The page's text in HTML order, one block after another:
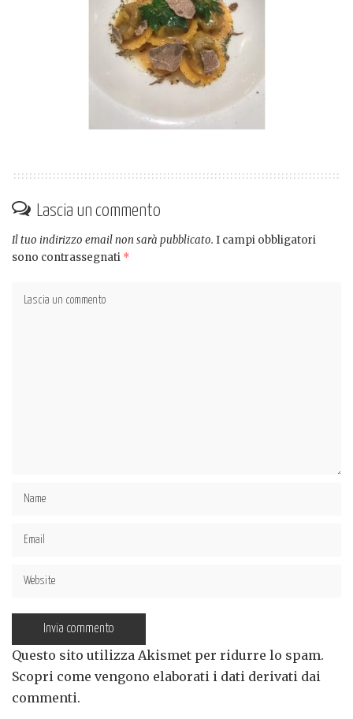
Lascia un commento
Il tuo indirizzo email non sarà pubblicato. I campi obbligatori
sono contrassegnati *
Questo sito utilizza Akismet per ridurre lo spam.
Scopri come vengono elaborati i dati derivati dai
commenti.